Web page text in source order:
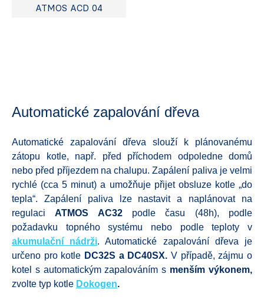
ATMOS ACD 04
Automatické zapalování dřeva
Automatické zapalování dřeva slouží k plánovanému
zátopu kotle, např. před příchodem odpoledne domů
nebo před příjezdem na chalupu. Zapálení paliva je velmi
rychlé (cca 5 minut) a umožňuje přijet obsluze kotle „do
tepla“. Zapálení paliva lze nastavit a naplánovat na
regulaciATMOS AC32podle času (48h), podle
požadavku topného systému nebo podle teploty v
akumulační nádrži. Automatické zapalování dřeva je
určeno pro kotle DC32S a DC40SX. V případě, zájmu o
kotel s automatickým zapalováním s menším výkonem,
zvolte typ kotle Dokogen.